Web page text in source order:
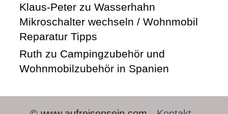
Klaus-Peter zu Wasserhahn
Mikroschalter wechseln / Wohnmobil
Reparatur Tipps
Ruth zu Campingzubehör und
Wohnmobilzubehör in Spanien